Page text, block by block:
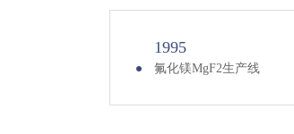
1995
氟化镁MgF2生产线